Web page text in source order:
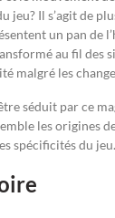
jeu? Il s’agit de
un pan de
au fil des
malgré les
séduit par ce
les origines
spécificités du jeu.